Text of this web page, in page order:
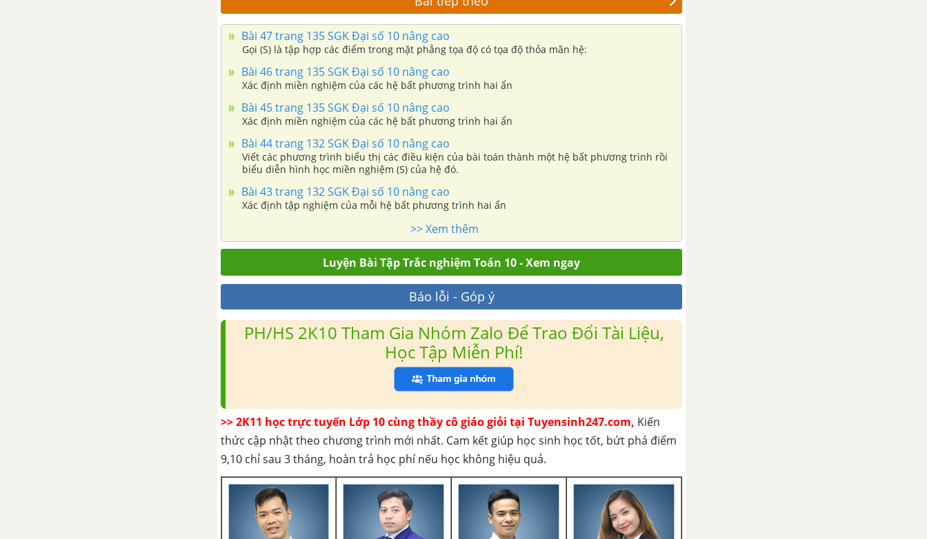
Bài 47 trang 135 SGK Đại số 10 nâng cao
Gọi (S) là tập hợp các điểm trong mặt phẳng tọa độ có tọa độ thỏa mãn hệ:
Bài 46 trang 135 SGK Đại số 10 nâng cao
Xác định miền nghiệm của các hệ bất phương trình hai ẩn
Bài 45 trang 135 SGK Đại số 10 nâng cao
Xác định miền nghiệm của các hệ bất phương trình hai ẩn
Bài 44 trang 132 SGK Đại số 10 nâng cao
Viết các phương trình biểu thị các điều kiện của bài toán thành một hệ bất phương trình rồi
biểu diễn hình học miền nghiệm (S) của hệ đó.
Bài 43 trang 132 SGK Đại số 10 nâng cao
Xác định tập nghiệm của mỗi hệ bất phương trình hai ẩn
>> Xem thêm
Luyện Bài Tập Trắc nghiệm Toán 10 - Xem ngay
Báo lỗi - Góp ý
PH/HS 2K10 Tham Gia Nhóm Zalo Để Trao Đổi Tài Liệu,
Học Tập Miễn Phí!
>> 2K11 học trực tuyến Lớp 10 cùng thầy cô giáo giỏi tại Tuyensinh247.com, Kiến
thức cập nhật theo chương trình mới nhất. Cam kết giúp học sinh học tốt, bứt phá điểm
9,10 chỉ sau 3 tháng, hoàn trả học phí nếu học không hiệu quả.